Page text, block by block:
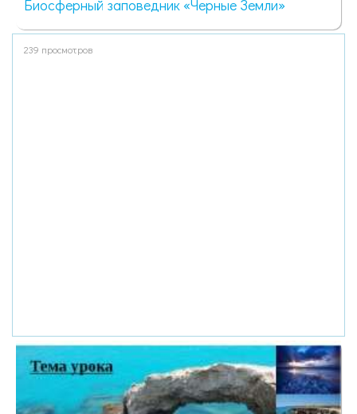
Биосферный заповедник «Черные Земли»
239 просмотров